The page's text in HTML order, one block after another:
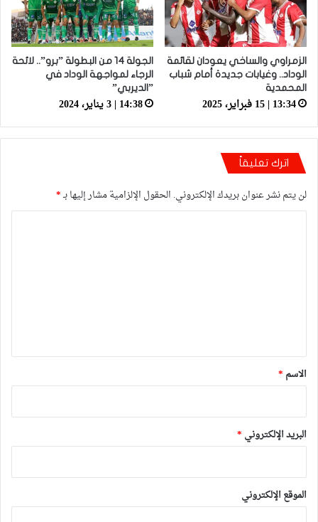
الزمراوي والساخي يعودان لقائمة
الوداد.. وغيابات جديدة أمام شباب
المحمدية
13:34 | 15 فبراير، 2025
الجولة 14 من البطولة ”برو”.. لائحة
الرجاء لمواجهة الوداد في
”الديربي”
14:38 | 3 يناير، 2024
اترك تعليقاً
لن يتم نشر عنوان بريدك الإلكتروني. الحقول الإلزامية مشار إليها بـ*
*
الاسم *
البريد الإلكتروني *
الموقع الإلكتروني